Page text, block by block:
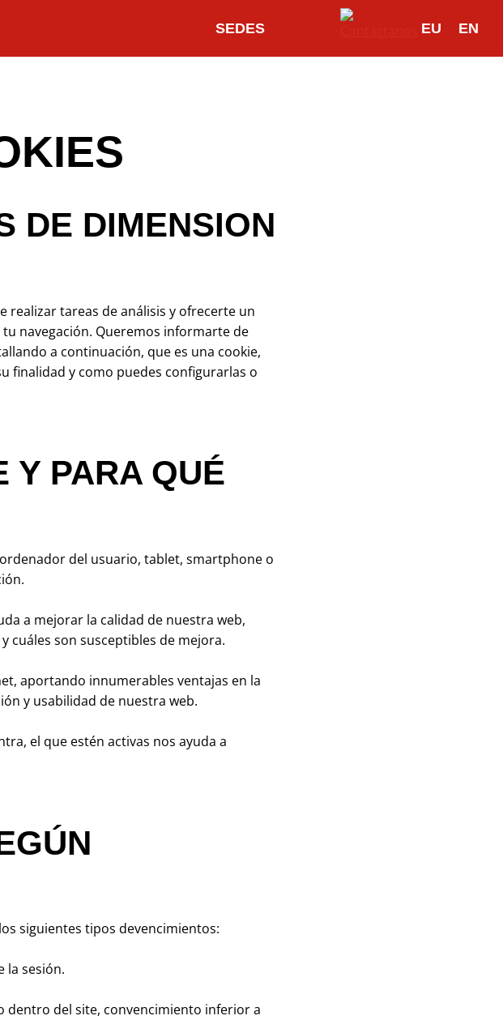
SEDES EU EN
DE DIMENSION
realizar tareas de análisis y ofrecerte un
navegación. Queremos informarte de
a continuación, que es una cookie,
finalidad y como puedes configurarlas o
Y PARA QUÉ
del usuario, tablet, smartphone o
a mejorar la calidad de nuestra web,
cuáles son susceptibles de mejora.
aportando innumerables ventajas en la
y usabilidad de nuestra web.
el que estén activas nos ayuda a
siguientes tipos devencimientos:
la sesión.
dentro del site, convencimiento inferior a